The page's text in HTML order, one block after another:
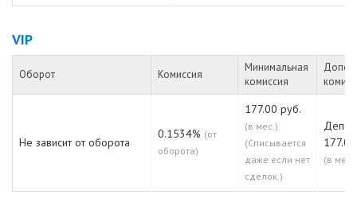
VIP
Оборот Комиссия
Минимальная
комиссия
Не зависит от оборота
0.1534% (от
оборота)
177.00 руб.
(в мес.)
(Списывается
даже если нет
сделок.)
Депо:
(в мес.)